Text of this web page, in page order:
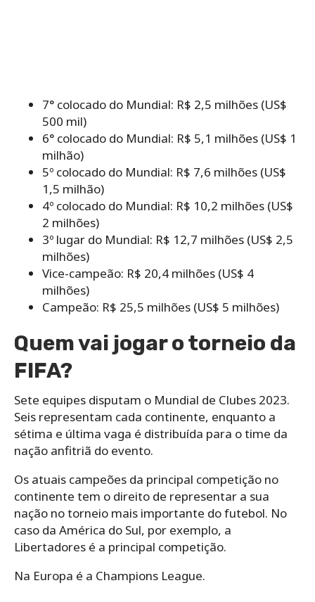
7° colocado do Mundial: R$ 2,5 milhões (US$
500 mil)
6° colocado do Mundial: R$ 5,1 milhões (US$ 1
milhão)
5º colocado do Mundial: R$ 7,6 milhões (US$
1,5 milhão)
4º colocado do Mundial: R$ 10,2 milhões (US$
2 milhões)
3º lugar do Mundial: R$ 12,7 milhões (US$ 2,5
milhões)
Vice-campeão: R$ 20,4 milhões (US$ 4
milhões)
Campeão: R$ 25,5 milhões (US$ 5 milhões)
Quem vai jogar o torneio da
FIFA?
Sete equipes disputam o Mundial de Clubes 2023.
Seis representam cada continente, enquanto a
sétima e última vaga é distribuída para o time da
nação anfitriã do evento.
Os atuais campeões da principal competição no
continente tem o direito de representar a sua
nação no torneio mais importante do futebol. No
caso da América do Sul, por exemplo, a
Libertadores é a principal competição.
Na Europa é a Champions League.